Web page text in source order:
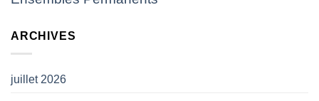
ARCHIVES
juillet 2026